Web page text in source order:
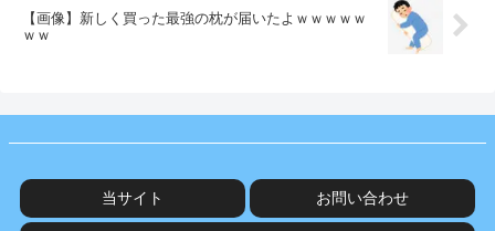
【画像】新しく買った最強の枕が届いたよｗｗｗｗｗ
ｗｗ
当サイト お問い合わせ